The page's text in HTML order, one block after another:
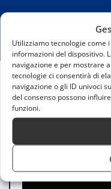
Utilizziamo tecnologie come
informazioni del dispositivo.
navigazione e per mostrare
tecnologie ci consentirà di
navigazione o gli ID univoci
del consenso possono
funzioni.
Home
L’appuntamento
all’Allianz Cloud di